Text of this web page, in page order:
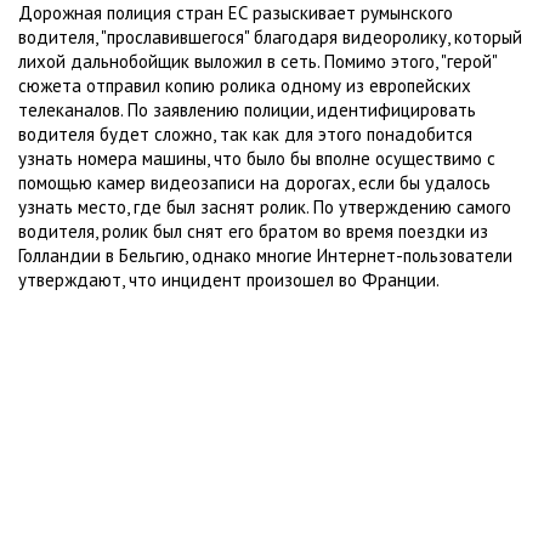
Дорожная полиция стран ЕС разыскивает румынского
водителя, "прославившегося" благодаря видеоролику, который
лихой дальнобойщик выложил в сеть. Помимо этого, "герой"
сюжета отправил копию ролика одному из европейских
телеканалов. По заявлению полиции, идентифицировать
водителя будет сложно, так как для этого понадобится
узнать номера машины, что было бы вполне осуществимо с
помощью камер видеозаписи на дорогах, если бы удалось
узнать место, где был заснят ролик. По утверждению самого
водителя, ролик был снят его братом во время поездки из
Голландии в Бельгию, однако многие Интернет-пользователи
утверждают, что инцидент произошел во Франции.